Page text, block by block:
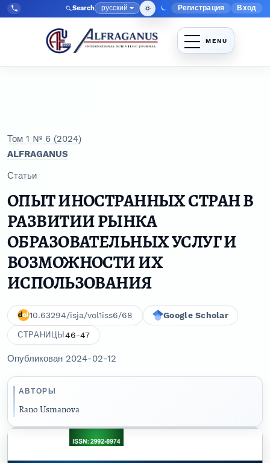
Перейти к главному меню навигации
Перейти к основному контенту
Перейти к нижнему колонтитулу сайта
Tel:
+998903350930 Search Язык
русский Меню
Регистрация Вход
Том 1 № 6 (2024)
ALFRAGANUS
Статьи
ОПЫТ ИНОСТРАННЫХ СТРАН В
РАЗВИТИИ РЫНКА
ОБРАЗОВАТЕЛЬНЫХ УСЛУГ И
ВОЗМОЖНОСТИ ИХ
ИСПОЛЬЗОВАНИЯ
10.63294/isja/vol1iss6/68 Google Scholar
СТРАНИЦЫ46-47
Опубликован 2024-02-12
АВТОРЫ
Rano Usmanova